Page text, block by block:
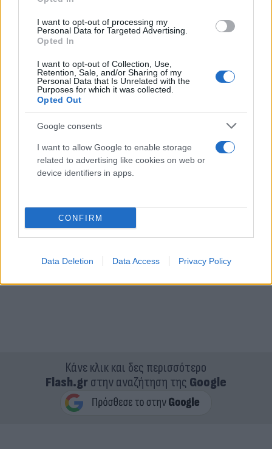
I want to opt-out of processing my
Personal Data for Targeted Advertising.
Opted In
I want to opt-out of Collection, Use,
Retention, Sale, and/or Sharing of my
Personal Data that Is Unrelated with the
Purposes for which it was collected.
Opted Out
Google consents
I want to allow Google to enable storage
related to advertising like cookies on web or
device identifiers in apps.
CONFIRM
Data Deletion Data Access Privacy Policy
Κάνε κλικ και δες περισσότερο
Flash.grστην αναζήτηση της Google